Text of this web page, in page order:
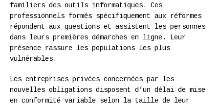
familiers des outils informatiques. Ces
professionnels formés spécifiquement aux réformes
répondent aux questions et assistent les personnes
dans leurs premières démarches en ligne. Leur
présence rassure les populations les plus
vulnérables.
Les entreprises privées concernées par les
nouvelles obligations disposent d’un délai de mise
en conformité variable selon la taille de leur